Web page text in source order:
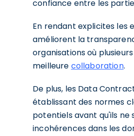
confiance entre les
En rendant explicites les
améliorent la
organisations où
meilleure collaboration.
De plus, les Data
établissant des normes
potentiels avant qu'ils ne
incohérences dans les